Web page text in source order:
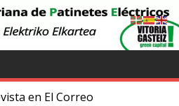
en El Correo